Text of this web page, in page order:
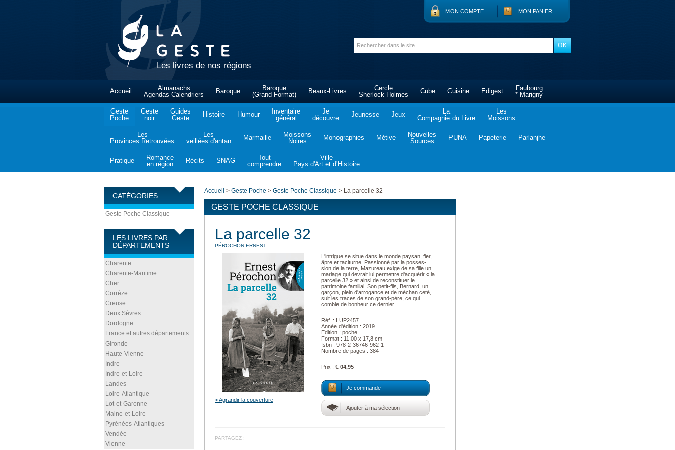
Les livres de nos régions
MON COMPTE MON PANIER
Accueil
Almanachs
Agendas Calendriers
Baroque
Baroque
(Grand Format)
Beaux-Livres
Cercle
Sherlock Holmes
Cube Cuisine Edigest
Faubourg
* Marigny
Geste
Poche
Geste
noir
Guides
Geste
Histoire Humour
Inventaire
général
Je
découvre
Jeunesse Jeux
La
Compagnie du Livre
Les
Moissons
Les
Provinces Retrouvées
Les
veillées d'antan
Marmaille
Moissons
Noires
Monographies Métive
Nouvelles
Sources
PUNA Papeterie Parlanjhe
Pratique
Romance
en région
Récits SNAG
Tout
comprendre
Ville
Pays d'Art et d'Histoire
CATÉGORIES
Geste Poche Classique
LES LIVRES PAR
DÉPARTEMENTS
Charente
Charente-Maritime
Cher
Corrèze
Creuse
Deux Sèvres
Dordogne
France et autres départements
Gironde
Haute-Vienne
Indre
Indre-et-Loire
Landes
Loire-Atlantique
Lot-et-Garonne
Maine-et-Loire
Pyrénées-Atlantiques
Vendée
Vienne
Accueil > Geste Poche > Geste Poche Classique > La parcelle 32
GESTE POCHE CLASSIQUE
La parcelle 32
PÉROCHON ERNEST
> Agrandir la couverture
L'intrigue se situe dans le monde paysan, fier,
âpre et taciturne. Passionné par la posses­
sion de la terre, Mazureau exige de sa fille un
mariage qui devrait lui permettre d'acquérir « la
parcelle 32 » et ainsi de reconstituer le
patrimoine familial. Son petit-fils, Bernard, un
garçon, plein d'arrogance et de méchan­ ceté,
suit les traces de son grand-père, ce qui
comble de bonheur ce dernier ...
Réf. : LUP2457
Année d'édition : 2019
Edition : poche
Format : 11,00 x 17,8 cm
Isbn : 978-2-36746-962-1
Nombre de pages : 384
Prix : € 04,95
Je commande
Ajouter à ma sélection
PARTAGEZ :